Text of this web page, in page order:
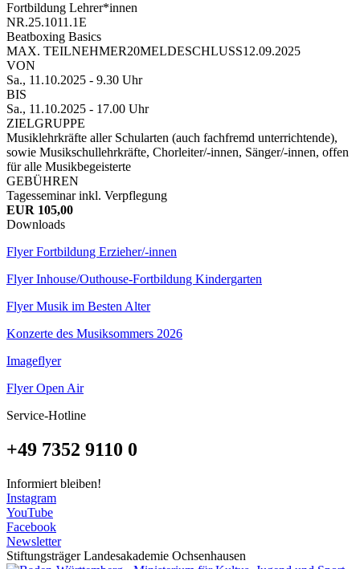
Fortbildung Lehrer*innen
NR.25.1011.1E
Beatboxing Basics
MAX. TEILNEHMER20MELDESCHLUSS12.09.2025
VON
Sa., 11.10.2025 - 9.30 Uhr
BIS
Sa., 11.10.2025 - 17.00 Uhr
ZIELGRUPPE
Musiklehrkräfte aller Schularten (auch fachfremd unterrichtende),
sowie Musikschullehrkräfte, Chorleiter/-innen, Sänger/-innen, offen
für alle Musikbegeisterte
GEBÜHREN
Tagesseminar inkl. Verpflegung
EUR 105,00
Downloads
Flyer Fortbildung Erzieher/-innen
Flyer Inhouse/Outhouse-Fortbildung Kindergarten
Flyer Musik im Besten Alter
Konzerte des Musiksommers 2026
Imageflyer
Flyer Open Air
Service-Hotline
+49 7352 9110 0
Informiert bleiben!
Instagram
YouTube
Facebook
Newsletter
Stiftungsträger Landesakademie Ochsenhausen